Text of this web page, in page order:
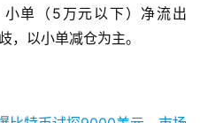
单（5万元以下）净流出
以小单减仓为主。